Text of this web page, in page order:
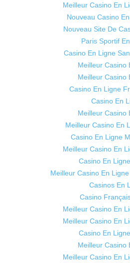
Meilleur Casino En
Nouveau Casino
Nouveau Site De
Paris Sportif
Casino En Ligne
Meilleur Casino
Meilleur Casino
Casino En Ligne
Casino En
Meilleur Casino
Meilleur Casino En
Casino En Ligne
Meilleur Casino En
Casino En
Meilleur Casino En
Casinos En
Casino
Meilleur Casino En
Meilleur Casino En
Casino En
Meilleur Casino
Meilleur Casino En